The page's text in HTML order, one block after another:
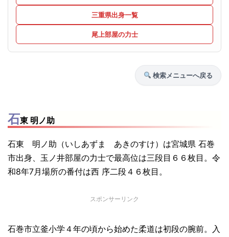
三重県出身一覧
尾上部屋の力士
検索メニューへ戻る
石東 明ノ助
石東 明ノ助（いしあずま あきのすけ）は宮城県 石巻
市出身、玉ノ井部屋の力士で最高位は三段目６６枚目。令
和8年7月場所の番付は西 序二段４６枚目。
スポンサーリンク
石巻市立釜小学４年の頃から始めた柔道は初段の腕前。入